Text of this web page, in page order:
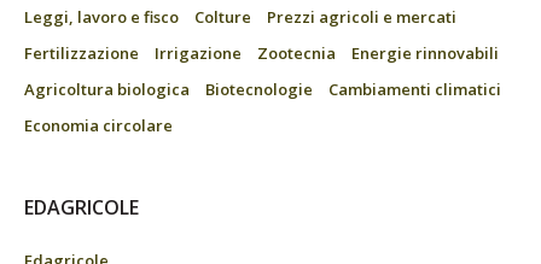
Leggi, lavoro e fisco
Colture
Prezzi agricoli e mercati
Fertilizzazione
Irrigazione Zootecnia
Energie rinnovabili
Agricoltura biologica
Biotecnologie
Cambiamenti climatici
Economia circolare
EDAGRICOLE